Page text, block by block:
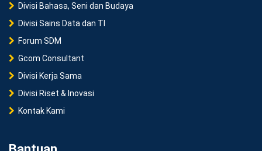
Divisi Bahasa, Seni dan Budaya
Divisi Sains Data dan TI
Forum SDM
Gcom Consultant
Divisi Kerja Sama
Divisi Riset & Inovasi
Kontak Kami